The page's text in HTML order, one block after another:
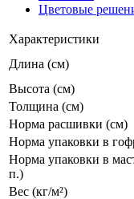
Цветовые
Характеристики
Длина (см)
Высота (см)
Толщина (см)
Норма расшивки (см)
Норма упаковки в
Норма упаковки в
п.)
Вес (кг/м²)